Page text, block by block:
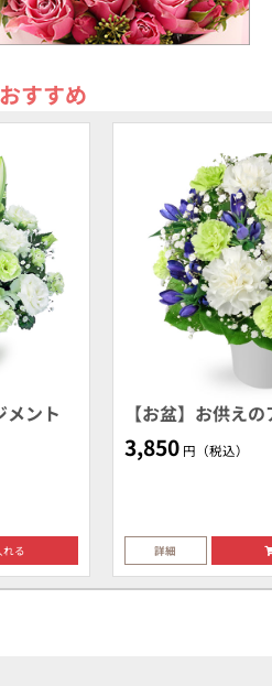
すすめ
メント
る
【お盆】お供え
3,850 円（税込）
詳細